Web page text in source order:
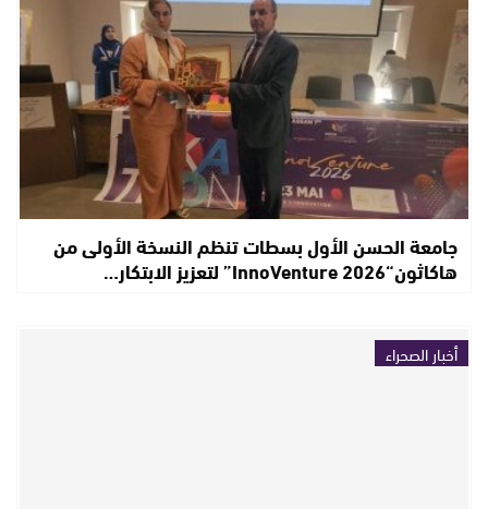
جامعة الحسن الأول بسطات تنظم النسخة الأولى من
هاكاثون“InnoVenture 2026” لتعزيز الابتكار…
أخبار الصحراء